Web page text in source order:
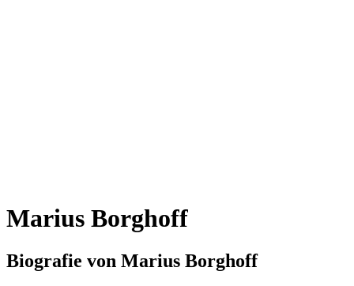
Marius Borghoff
Biografie von Marius Borghoff